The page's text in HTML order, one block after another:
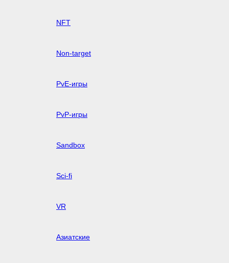
NFT
Non-target
PvE-игры
PvP-игры
Sandbox
Sci-fi
VR
Азиатские